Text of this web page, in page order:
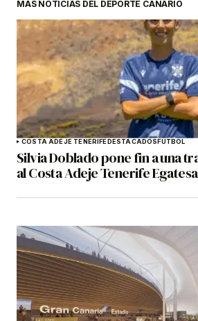
MÁS NOTICIAS DEL DEPORTE CANARIO
COSTA ADEJE TENERIFEDESTACADOSFÚTBOL
Silvia Doblado pone fin a una
al Costa Adeje Tenerife Egatesa